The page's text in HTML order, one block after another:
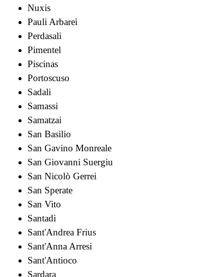
Nuxis
Pauli Arbarei
Perdasali
Pimentel
Piscinas
Portoscuso
Sadali
Samassi
Samatzai
San Basilio
San Gavino Monreale
San Giovanni Suergiu
San Nicolò Gerrei
San Sperate
San Vito
Santadi
Sant'Andrea Frius
Sant'Anna Arresi
Sant'Antioco
Sardara